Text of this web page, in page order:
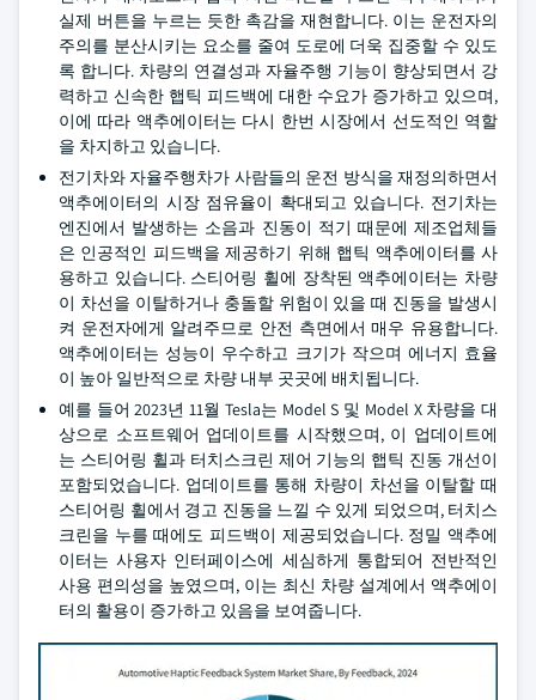
실제 버튼을 누르는 듯한 촉감을 재현합니다. 이는 운전자의
주의를 분산시키는 요소를 줄여 도로에 더욱 집중할 수 있도
록 합니다. 차량의 연결성과 자율주행 기능이 향상되면서 강
력하고 신속한 햅틱 피드백에 대한 수요가 증가하고 있으며,
이에 따라 액추에이터는 다시 한번 시장에서 선도적인 역할
을 차지하고 있습니다.
전기차와 자율주행차가 사람들의 운전 방식을 재정의하면서
액추에이터의 시장 점유율이 확대되고 있습니다. 전기차는
엔진에서 발생하는 소음과 진동이 적기 때문에 제조업체들
은 인공적인 피드백을 제공하기 위해 햅틱 액추에이터를 사
용하고 있습니다. 스티어링 휠에 장착된 액추에이터는 차량
이 차선을 이탈하거나 충돌할 위험이 있을 때 진동을 발생시
켜 운전자에게 알려주므로 안전 측면에서 매우 유용합니다.
액추에이터는 성능이 우수하고 크기가 작으며 에너지 효율
이 높아 일반적으로 차량 내부 곳곳에 배치됩니다.
예를 들어 2023년 11월 Tesla는 Model S 및 Model X 차량을 대
상으로 소프트웨어 업데이트를 시작했으며, 이 업데이트에
는 스티어링 휠과 터치스크린 제어 기능의 햅틱 진동 개선이
포함되었습니다. 업데이트를 통해 차량이 차선을 이탈할 때
스티어링 휠에서 경고 진동을 느낄 수 있게 되었으며, 터치스
크린을 누를 때에도 피드백이 제공되었습니다. 정밀 액추에
이터는 사용자 인터페이스에 세심하게 통합되어 전반적인
사용 편의성을 높였으며, 이는 최신 차량 설계에서 액추에이
터의 활용이 증가하고 있음을 보여줍니다.